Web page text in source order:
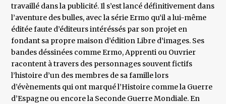
travaillé dans la publicité. Il s’est lancé définitivement dans
l’aventure des bulles, avec la série Ermo qu’il a lui-même
éditée faute d’éditeurs intéréssés par son projet en
fondant sa propre maison d’édition Libre d’images. Ses
bandes déssinées comme Ermo, Apprenti ou Ouvrier
racontent à travers des personnages souvent fictifs
l’histoire d’un des membres de sa famille lors
d’évènements qui ont marqué l’Histoire comme la Guerre
d’Espagne ou encore la Seconde Guerre Mondiale. En